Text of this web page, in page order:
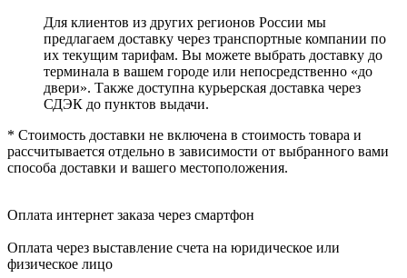
Для клиентов из других регионов России мы
предлагаем доставку через транспортные компании по
их текущим тарифам. Вы можете выбрать доставку до
терминала в вашем городе или непосредственно «до
двери». Также доступна курьерская доставка через
СДЭК до пунктов выдачи.
* Стоимость доставки не включена в стоимость товара и
рассчитывается отдельно в зависимости от выбранного вами
способа доставки и вашего местоположения.
Оплата интернет заказа через смартфон
Оплата через выставление счета на юридическое или
физическое лицо